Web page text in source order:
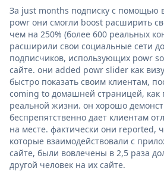
За just months подписку с помощью
powr они смогли boost расширить
чем на 250% (более 600 реальных
расширили свои социальные сети
подписчиков, использующих powr
сайте. они added powr slider как
быстро показать своим клиентам,
coming to домашней страницей, как
реальной жизни. он хорошо
беспрепятственно дает клиентам
на месте. фактически они reported,
которые взаимодействовали с
сайте, были вовлечены в 2,5 раза
другой человек на их сайте.